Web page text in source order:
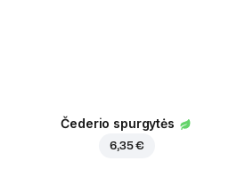
Čederio spurgytės
6,35 €